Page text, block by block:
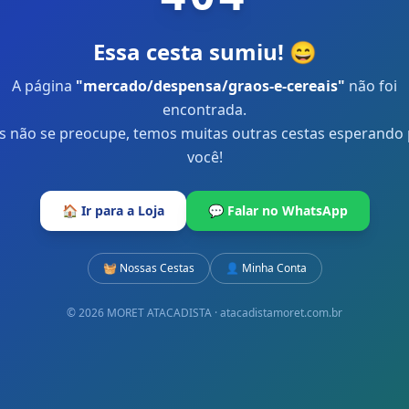
Essa cesta sumiu! 😄
A página "mercado/despensa/graos-e-cereais" não foi
encontrada.
não se preocupe, temos muitas outras cestas esperando
você!
🏠 Ir para a Loja 💬 Falar no WhatsApp
🧺 Nossas Cestas 👤 Minha Conta
© 2026 MORET ATACADISTA · atacadistamoret.com.br